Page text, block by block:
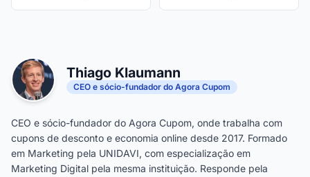
Thiago Klaumann
CEO e sócio-fundador do Agora Cupom
CEO e sócio-fundador do Agora Cupom, onde trabalha com
cupons de desconto e economia online desde 2017. Formado
em Marketing pela UNIDAVI, com especialização em
Marketing Digital pela mesma instituição. Responde pela